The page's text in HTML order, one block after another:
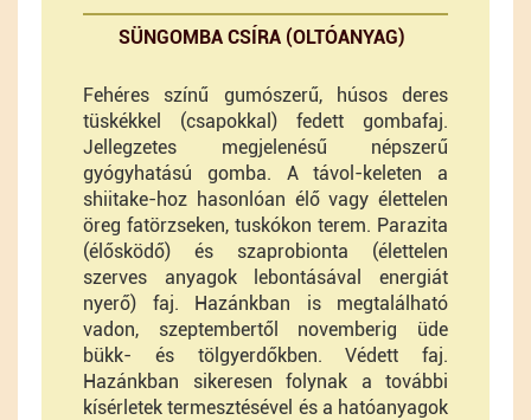
SÜNGOMBA CSÍRA (OLTÓANYAG)
Fehéres színű gumószerű, húsos deres
tüskékkel (csapokkal) fedett gombafaj.
Jellegzetes megjelenésű népszerű
gyógyhatású gomba. A távol-keleten a
shiitake-hoz hasonlóan élő vagy élettelen
öreg fatörzseken, tuskókon terem. Parazita
(élősködő) és szaprobionta (élettelen
szerves anyagok lebontásával energiát
nyerő) faj. Hazánkban is megtalálható
vadon, szeptembertől novemberig üde
bükk- és tölgyerdőkben. Védett faj.
Hazánkban sikeresen folynak a további
kísérletek termesztésével és a hatóanyagok